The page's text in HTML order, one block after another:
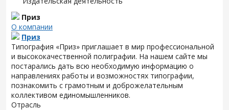
Приз
О компании
Приз
Типография «Приз» приглашает в мир профессиональной
и высококачественной полиграфии. На нашем сайте мы
постарались дать всю необходимую информацию о
направлениях работы и возможностях типографии,
познакомить с грамотным и доброжелательным
коллективом единомышленников.
Отрасль